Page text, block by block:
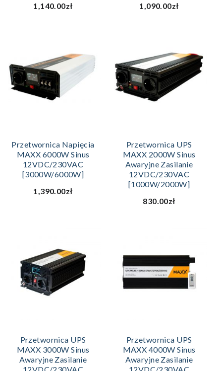
1,140.00zł
1,090.00zł
Przetwornica Napięcia
MAXX 6000W Sinus
12VDC/230VAC
[3000W/6000W]
1,390.00zł
Przetwornica UPS
MAXX 2000W Sinus
Awaryjne Zasilanie
12VDC/230VAC
[1000W/2000W]
830.00zł
Przetwornica UPS
MAXX 3000W Sinus
Awaryjne Zasilanie
Przetwornica UPS
MAXX 4000W Sinus
Awaryjne Zasilanie